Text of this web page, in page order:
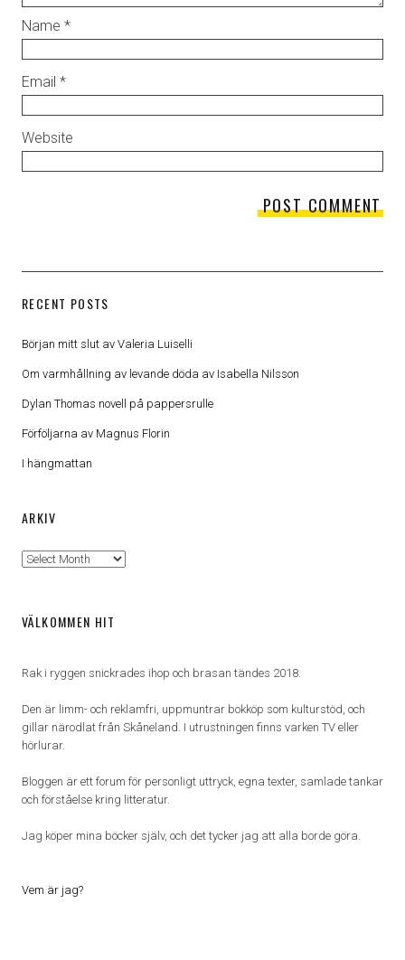
Name *
Email *
Website
RECENT POSTS
Början mitt slut av Valeria Luiselli
Om varmhållning av levande döda av Isabella Nilsson
Dylan Thomas novell på pappersrulle
Förföljarna av Magnus Florin
I hängmattan
ARKIV
Arkiv
VÄLKOMMEN HIT
Rak i ryggen snickrades ihop och brasan tändes 2018.
Den är limm- och reklamfri, uppmuntrar bokköp som kulturstöd, och
gillar närodlat från Skåneland. I utrustningen finns varken TV eller
hörlurar.
Bloggen är ett forum för personligt uttryck, egna texter, samlade tankar
och förståelse kring litteratur.
Jag köper mina böcker själv, och det tycker jag att alla borde göra.
Vem är jag?